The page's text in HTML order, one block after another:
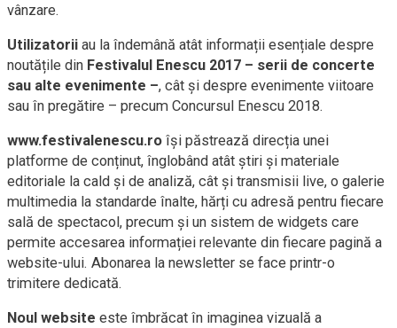
vânzare.
Utilizatorii au la îndemână atât informații esențiale despre
noutățile din Festivalul Enescu 2017 – serii de concerte
sau alte evenimente –, cât și despre evenimente viitoare
sau în pregătire – precum Concursul Enescu 2018.
www.festivalenescu.ro își păstrează direcția unei
platforme de conținut, înglobând atât știri și materiale
editoriale la cald și de analiză, cât și transmisii live, o galerie
multimedia la standarde înalte, hărți cu adresă pentru fiecare
sală de spectacol, precum și un sistem de widgets care
permite accesarea informației relevante din fiecare pagină a
website-ului. Abonarea la newsletter se face printr-o
trimitere dedicată.
Noul website este îmbrăcat în imaginea vizuală a